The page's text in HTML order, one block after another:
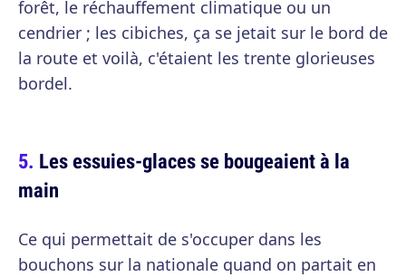
forêt, le réchauffement climatique ou un
cendrier ; les cibiches, ça se jetait sur le bord de
la route et voilà, c'étaient les trente glorieuses
bordel.
Les essuies-glaces se bougeaient à la
main
Ce qui permettait de s'occuper dans les
bouchons sur la nationale quand on partait en